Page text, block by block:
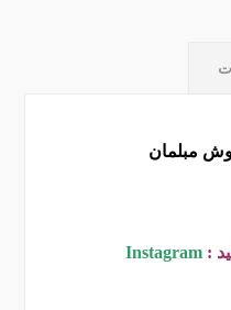
مبلمان
:
Instagram